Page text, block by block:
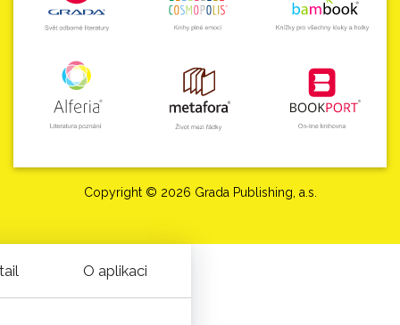
Copyright © 2026 Grada Publishing, a.s.